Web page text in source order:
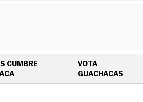
CUMBRE
OPENS IN NEW WINDOW
VOTA
GUACHACAS